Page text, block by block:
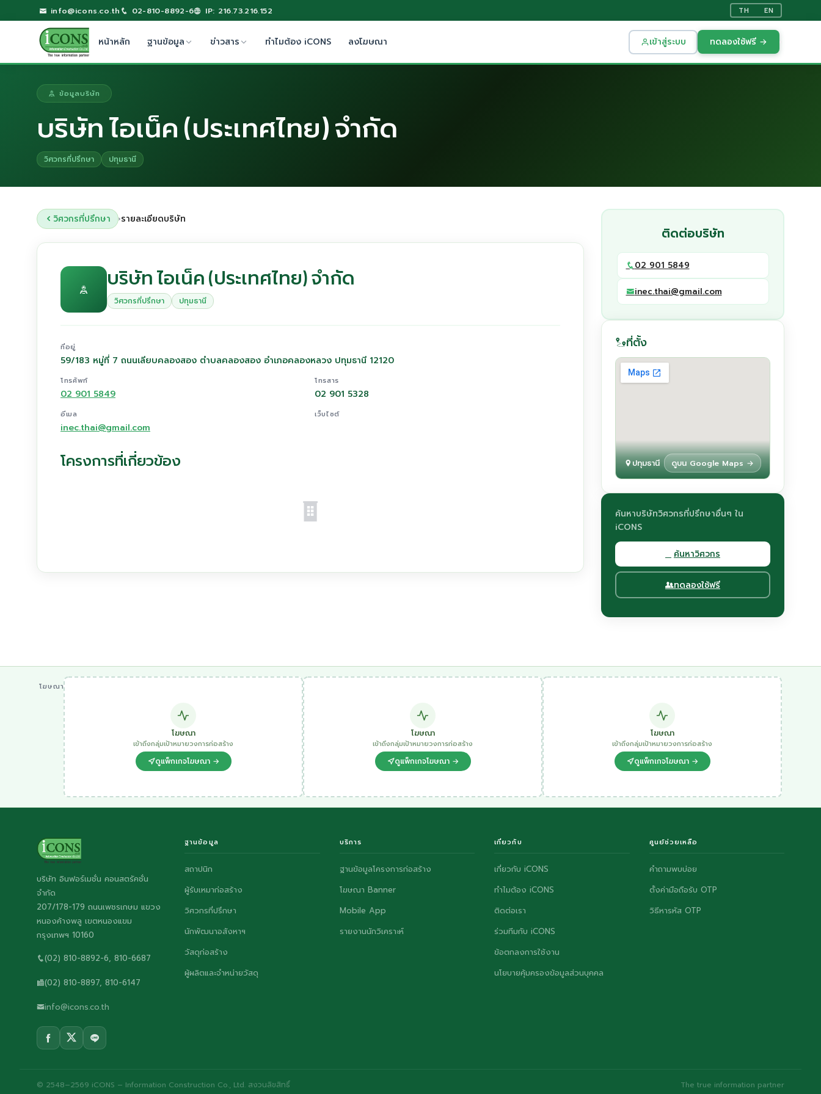
info@icons.co.th 02-810-8892-6 IP: 216.73.216.152 TH EN
หน้าหลัก ฐานข้อมูล ข่าวสาร ทำไมต้อง iCONS ลงโฆษณา เข้าสู่ระบบ ทดลองใช้ฟรี →
ข้อมูลบริษัท
บริษัท ไอเน็ค (ประเทศไทย) จำกัด
วิศวกรที่ปรึกษา ปทุมธานี
วิศวกรที่ปรึกษา ›รายละเอียดบริษัท
บริษัท ไอเน็ค (ประเทศไทย) จำกัด
วิศวกรที่ปรึกษา ปทุมธานี
ที่อยู่
59/183 หมู่ที่ 7 ถนนเลียบคลองสอง ตำบลคลองสอง อำเภอคลองหลวง ปทุมธานี 12120
โทรศัพท์
02 901 5849
โทรสาร
02 901 5328
อีเมล
inec.thai@gmail.com
เว็บไซต์
โครงการที่เกี่ยวข้อง
ติดต่อบริษัท
02 901 5849
inec.thai@gmail.com
ที่ตั้ง
ปทุมธานี ดูบน Google Maps →
ค้นหาบริษัทวิศวกรที่ปรึกษาอื่นๆ ใน
iCONS
ค้นหาวิศวกร
ทดลองใช้ฟรี
โฆษณา
โฆษณา
เข้าถึงกลุ่มเป้าหมายวงการก่อสร้าง
ดูแพ็กเกจโฆษณา →
โฆษณา
เข้าถึงกลุ่มเป้าหมายวงการก่อสร้าง
ดูแพ็กเกจโฆษณา →
โฆษณา
เข้าถึงกลุ่มเป้าหมายวงการก่อสร้าง
ดูแพ็กเกจโฆษณา →
บริษัท อินฟอร์เมชั่น คอนสตรัคชั่น
จำกัด
207/178-179 ถนนเพชรเกษม แขวง
หนองค้างพลู เขตหนองแขม
กรุงเทพฯ 10160
(02) 810-8892-6, 810-6687
(02) 810-8897, 810-6147
info@icons.co.th
ฐานข้อมูล
สถาปนิก
ผู้รับเหมาก่อสร้าง
วิศวกรที่ปรึกษา
นักพัฒนาอสังหาฯ
วัสดุก่อสร้าง
ผู้ผลิตและจำหน่ายวัสดุ
บริการ
ฐานข้อมูลโครงการก่อสร้าง
โฆษณา Banner
Mobile App
รายงานนักวิเคราะห์
เกี่ยวกับ
เกี่ยวกับ iCONS
ทำไมต้อง iCONS
ติดต่อเรา
ร่วมทีมกับ iCONS
ข้อตกลงการใช้งาน
นโยบายคุ้มครองข้อมูลส่วนบุคคล
ศูนย์ช่วยเหลือ
คำถามพบบ่อย
ตั้งค่ามือถือรับ OTP
วิธีหารหัส OTP
© 2548–2569 iCONS – Information Construction Co., Ltd. สงวนลิขสิทธิ์ The true information partner